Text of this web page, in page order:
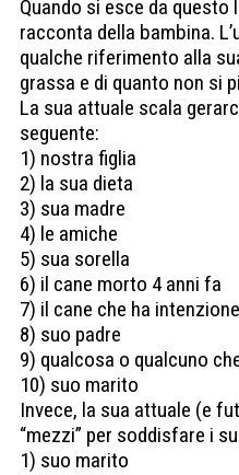
Quando si esce da
racconta della bambina.
qualche riferimento alla
grassa e di quanto non si
La sua attuale scala
seguente:
1) nostra figlia
2) la sua dieta
3) sua madre
4) le amiche
5) sua sorella
6) il cane morto 4 anni fa
7) il cane che ha
8) suo padre
9) qualcosa o qualcuno
10) suo marito
Invece, la sua attuale (e
“mezzi” per soddisfare i
1) suo marito